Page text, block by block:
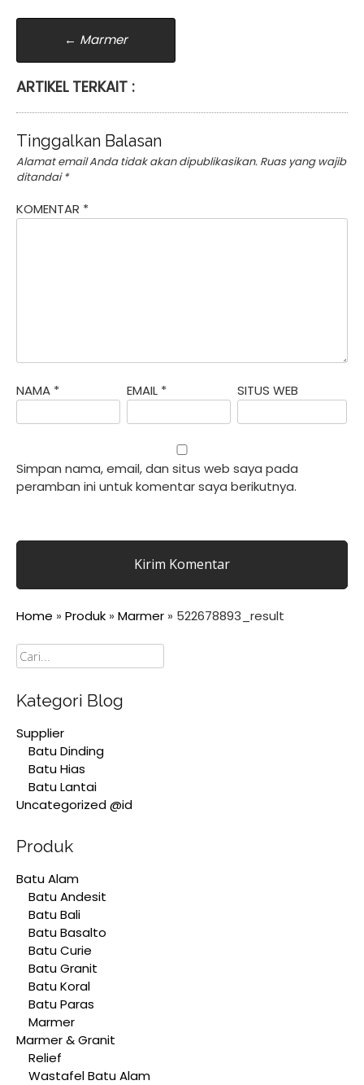
Post
navigation
← Marmer
ARTIKEL TERKAIT :
Tinggalkan Balasan
Alamat email Anda tidak akan dipublikasikan. Ruas yang wajib
ditandai*
KOMENTAR *
NAMA * EMAIL * SITUS WEB
Simpan nama, email, dan situs web saya pada
peramban ini untuk komentar saya berikutnya.
Home » Produk » Marmer » 522678893_result
Cari
Kategori Blog
Supplier
Batu Dinding
Batu Hias
Batu Lantai
Uncategorized @id
Produk
Batu Alam
Batu Andesit
Batu Bali
Batu Basalto
Batu Curie
Batu Granit
Batu Koral
Batu Paras
Marmer
Marmer & Granit
Relief
Wastafel Batu Alam